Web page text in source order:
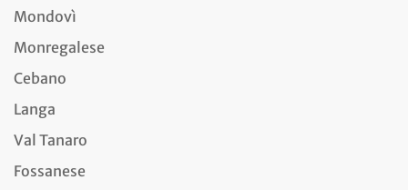
Mondovì
Monregalese
Cebano
Langa
Val Tanaro
Fossanese